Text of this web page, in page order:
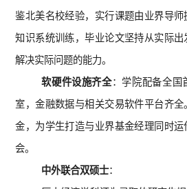
鉴北美名校经验，实行课题由业界导
知识系统训练，毕业论文坚持从实际
解决实际问题的能力。
软硬件设施齐全：学院配备全国
室，金融数据与相关交易软件平台齐
金，为学生打造与业界基金经理同时
会。
中外联合双硕士：